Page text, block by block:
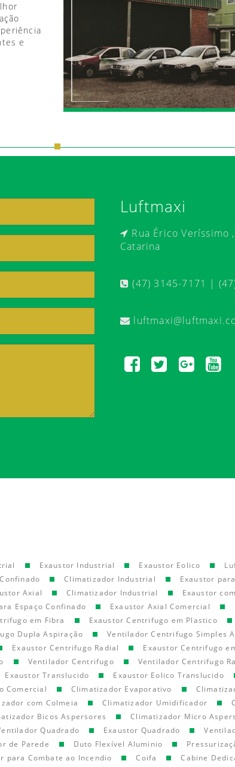
e
Luftmaxi
Rua Érico Veríssimo
Catarina
(47) 3145-7171 |
Exaustor Industrial Exaustor Eolico
Climatizador Industrial
Exaustor
Axial Climatizador Industrial Exaustor
Espaço Confinado Exaustor Axial Comercial
em Fibra Exaustor Centrifugo em Plastico
Dupla Aspiração
Ventilador Centrifugo Simples
Exaustor Centrifugo Radial
Exaustor Centrifugo
Ventilador Centrifugo Ventilador Centrifugo
Exaustor Translucido Exaustor Eolico Translucido
Comercial Climatizador Evaporativo
com Colmeia Climatizador Umidificador
Bicos Aspersores Climatizador Micro
Quadrado Exaustor Quadrado
de Parede Duto Flexível Aluminio
para Combate ao Incendio Coifa Cabine